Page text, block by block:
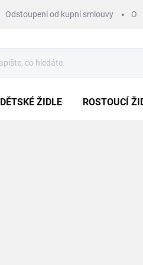
Odstoupení od kupní smlouvy
DĚTSKÉ ŽIDLE ROSTOUCÍ